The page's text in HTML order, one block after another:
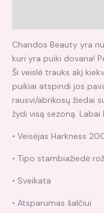
Chandos Beauty yra
kuri yra puiki dovana!
Ši veislė trauks akį
puikiai atspindi jos
rausvi/abrikosų žiedai
žydi visą sezoną.
• Veisėjas Harkness
• Tipo stambiažiedė
• Sveikata
• Atsparumas šalčiui